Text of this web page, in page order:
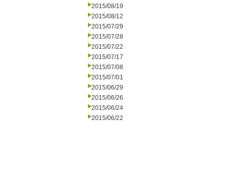
2015/08/19
2015/08/12
2015/07/29
2015/07/28
2015/07/22
2015/07/17
2015/07/08
2015/07/01
2015/06/29
2015/06/26
2015/06/24
2015/06/22